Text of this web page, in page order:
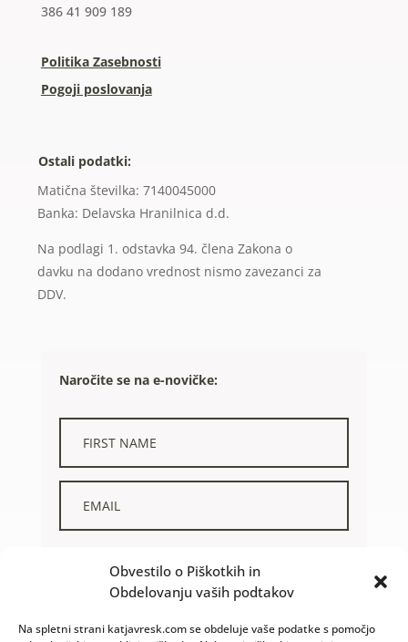
Obvestilo o Piškotkih in
Obdelovanju vaših podtakov
Na spletni strani katjavresk.com se obdeluje vaše podatke s pomočjo
386 41 909 189
Politika Zasebnosti
Pogoji poslovanja
Ostali podatki:
Matična številka: 7140045000
Banka: Delavska Hranilnica d.d.
Na podlagi 1. odstavka 94. člena Zakona o
davku na dodano vrednost nismo zavezanci za
DDV.
Naročite se na e-novičke:
PODATKOV. IN DA SEM PREBRAL/APOLITIKO ZASEBNOSTI.